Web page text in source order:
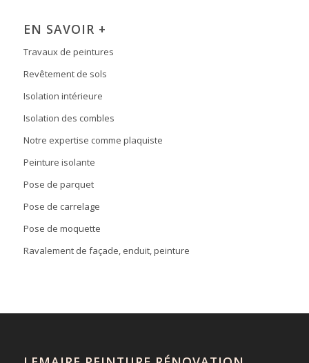
EN SAVOIR +
Travaux de peintures
Revêtement de sols
Isolation intérieure
Isolation des combles
Notre expertise comme plaquiste
Peinture isolante
Pose de parquet
Pose de carrelage
Pose de moquette
Ravalement de façade, enduit, peinture